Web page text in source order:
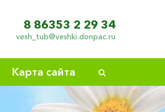
8 86353 2 29 34
vesh_tub@veshki.donpac.ru
Карта сайта